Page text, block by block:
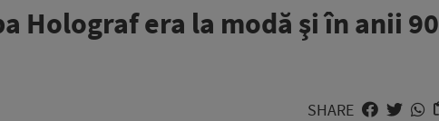
Holograf era la modă şi în anii 90
SHARE